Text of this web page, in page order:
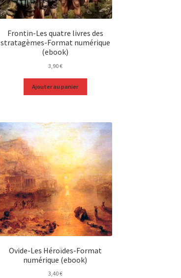
Frontin-Les quatre livres des
stratagèmes-Format numérique
(ebook)
3,90€
Ajouter au panier
Ovide-Les Héroïdes-Format
numérique (ebook)
3,40€